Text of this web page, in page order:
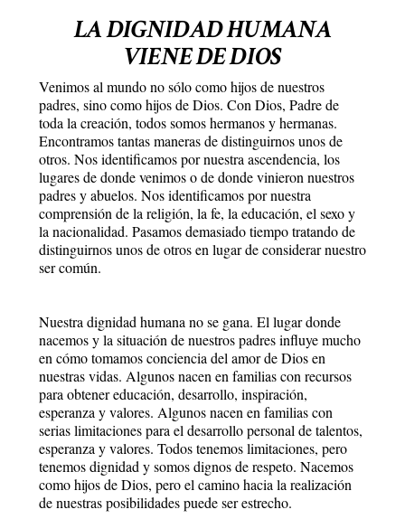
LA DIGNIDAD HUMANA
VIENE DE DIOS
Venimos al mundo no sólo como hijos de nuestros
padres, sino como hijos de Dios. Con Dios, Padre de
toda la creación, todos somos hermanos y hermanas.
Encontramos tantas maneras de distinguirnos unos de
otros. Nos identificamos por nuestra ascendencia, los
lugares de donde venimos o de donde vinieron nuestros
padres y abuelos. Nos identificamos por nuestra
comprensión de la religión, la fe, la educación, el sexo y
la nacionalidad. Pasamos demasiado tiempo tratando de
distinguirnos unos de otros en lugar de considerar nuestro
ser común.
Nuestra dignidad humana no se gana. El lugar donde
nacemos y la situación de nuestros padres influye mucho
en cómo tomamos conciencia del amor de Dios en
nuestras vidas. Algunos nacen en familias con recursos
para obtener educación, desarrollo, inspiración,
esperanza y valores. Algunos nacen en familias con
serias limitaciones para el desarrollo personal de talentos,
esperanza y valores. Todos tenemos limitaciones, pero
tenemos dignidad y somos dignos de respeto. Nacemos
como hijos de Dios, pero el camino hacia la realización
de nuestras posibilidades puede ser estrecho.